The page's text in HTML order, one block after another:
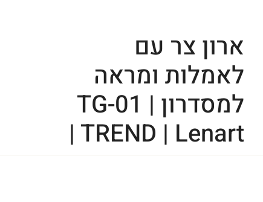
ארון צר עם
לאמלות ומראה
למסדרון | TG-01
| TREND | Lenart